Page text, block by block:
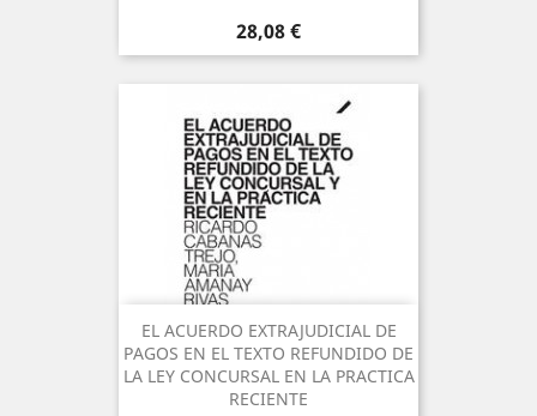
Precio
28,08 €
EL ACUERDO EXTRAJUDICIAL DE
PAGOS EN EL TEXTO REFUNDIDO DE
LA LEY CONCURSAL EN LA PRACTICA
RECIENTE